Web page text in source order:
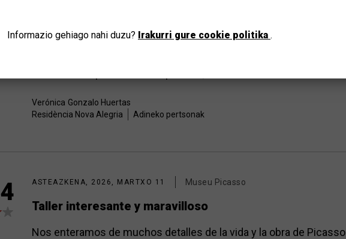
5
Verónica Gonzalo Huertas
Residència Nova Alegria
Adineko pertsonak
4 ASTEAZKENA, 2026, MARTXO 11 Museu Picasso
Taller interesante y maravilloso
Nos enteramos de muchos detalles de la vida y la obra de Picasso
Informazio gehiago nahi duzu? Irakurri gure cookie politika .